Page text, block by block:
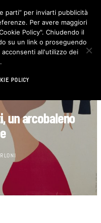
F
c
e
b
o
I
n
s
t
un arcobaleno
parti” per inviarti pubblicità
Per avere maggiori
Policy". Chiudendo il
su un link o proseguendo
all'utilizzo dei
POLICY